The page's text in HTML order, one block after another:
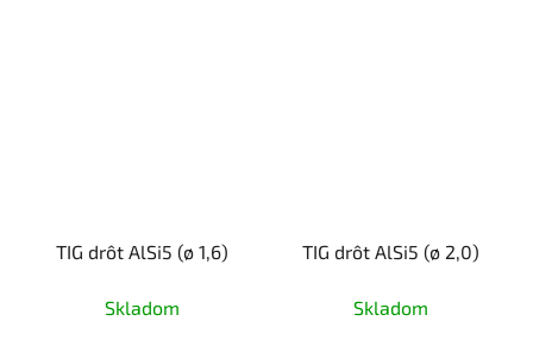
TIG drôt AlSi5 (ø 1,6)
Skladom
TIG drôt AlSi5 (ø 2,0)
Skladom